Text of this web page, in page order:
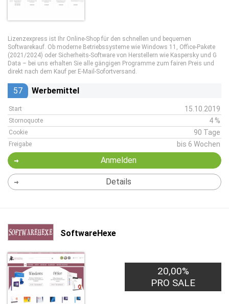
Lizenzexpress ist Ihr Online-Shop für den schnellen und bequemen
Softwarekauf. Ob moderne Betriebssysteme wie Windows 11, Office-Pakete
(2021/2024) oder Sicherheits-Software von Herstellern wie Kaspersky und G
Data – bei uns erhalten Sie alle gängigen Programme zum fairen Preis und
direkt nach dem Kauf per E-Mail-Sofortversand.
57 Werbemittel
Start 15.10.2019
Stornoquote 4 %
Cookie 90 Tage
Freigabe bis 6 Wochen
Anmelden
Details
SoftwareHexe
20,00%
PRO SALE